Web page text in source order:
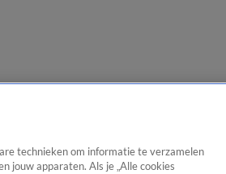
technieken om informatie te verzamelen
jouw apparaten. Als je „Alle cookies